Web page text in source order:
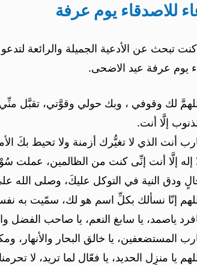
للاصدقاء يوم عرفة
كنت تبحث عن الأدعية الجميلة والرائعة
يوم عرفة عيد الاضحى.
لك وقوفي ، وبك حولي وقوَّتي، تقبَّل منِّي
إلَّا أنت.
أنت الذي لا تغيُّرك أزمنة ولا تحيط بكَ
إله إلَّا أنت إنِّى كنت من الظالمين، عملت
ودق النية في التوكل عليكَ، وصلى الله
إنّا نسألك بكلِّ اسم هو لك، سمّيت به
ياصمد، يا سابغ النعم، يا صاحب الفضل
المستضعفين، يا خالق البحار والأنهار،
يا منزِل الحديد، يا فعّال لما تريد، لا